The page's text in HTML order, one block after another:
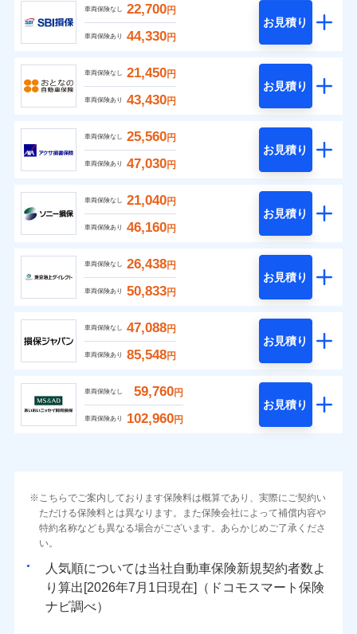
車両保険なし 22,700円
車両保険あり 44,330円
お見積り
車両保険なし 21,450円
車両保険あり 43,430円
お見積り
車両保険なし 25,560円
車両保険あり 47,030円
お見積り
車両保険なし 21,040円
車両保険あり 46,160円
お見積り
車両保険なし 26,438円
車両保険あり 50,833円
お見積り
車両保険なし 47,088円
車両保険あり 85,548円
お見積り
車両保険なし 59,760円
車両保険あり 102,960円
お見積り
こちらでご案内しております保険料は概算であり、実際にご契約い
ただける保険料とは異なります。また保険会社によって補償内容や
特約名称なども異なる場合がございます。あらかじめご了承くださ
い。
人気順については当社
新規契約者数よ
り算出[
年 月
日現在]（ドコモスマート保険
ナビ調べ）